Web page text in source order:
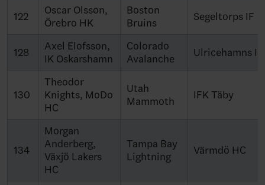
122
Oscar Olsson,
Örebro HK
Boston
Bruins
Segeltorps IF
128
Axel Elofsson,
IK Oskarshamn
Colorado
Avalanche
Ulricehamns IF
130
Theodor
Knights, MoDo
HC
Utah
Mammoth
IFK Täby
134
Morgan
Anderberg,
Växjö Lakers
HC
Tampa Bay
Lightning
Värmdö HC